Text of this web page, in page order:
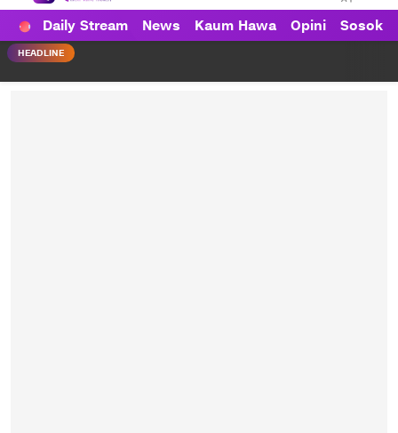
HAWA
Haluan Wanita Indonesia
Daily Stream News Kaum Hawa Opini Sosok
HEADLINE